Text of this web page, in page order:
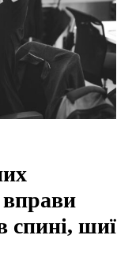
вправи
спині, шиї